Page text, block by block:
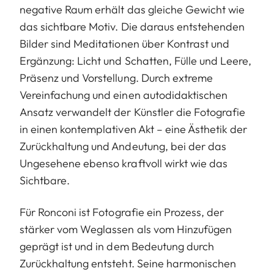
negative Raum erhält das gleiche Gewicht wie
das sichtbare Motiv. Die daraus entstehenden
Bilder sind Meditationen über Kontrast und
Ergänzung: Licht und Schatten, Fülle und Leere,
Präsenz und Vorstellung. Durch extreme
Vereinfachung und einen autodidaktischen
Ansatz verwandelt der Künstler die Fotografie
in einen kontemplativen Akt – eine Ästhetik der
Zurückhaltung und Andeutung, bei der das
Ungesehene ebenso kraftvoll wirkt wie das
Sichtbare.
Für Ronconi ist Fotografie ein Prozess, der
stärker vom Weglassen als vom Hinzufügen
geprägt ist und in dem Bedeutung durch
Zurückhaltung entsteht. Seine harmonischen